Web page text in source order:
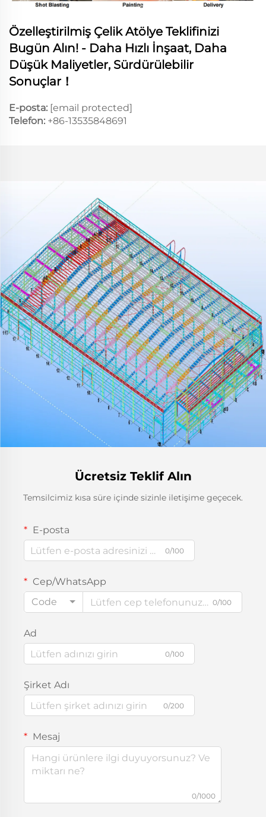
Özelleştirilmiş Çelik Atölye Teklifinizi
Bugün Alın! - Daha Hızlı İnşaat, Daha
Düşük Maliyetler, Sürdürülebilir
Sonuçlar！
E-posta: [email protected]
Telefon: +86-13535848691
Ücretsiz Teklif Alın
Temsilcimiz kısa süre içinde sizinle iletişime geçecek.
E-posta
0/100
Cep/WhatsApp
Code
0/100
Ad
0/100
Şirket Adı
0/200
Mesaj
0/1000